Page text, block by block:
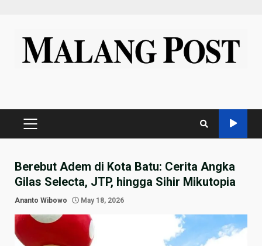
content
PRIMARY
Berebut Adem di Kota Batu: Cerita Angka
Gilas Selecta, JTP, hingga Sihir Mikutopia
Ananto Wibowo May 18, 2026